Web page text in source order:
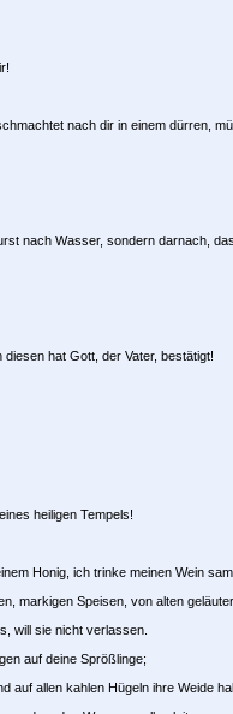
nach dir in einem dürren,
nach Wasser, sondern darnach,
hat Gott, der Vater, bestätigt!
heiligen Tempels!
Honig, ich trinke meinen Wein
markigen Speisen, von alten
will sie nicht verlassen.
auf deine Sprößlinge;
auf allen kahlen Hügeln ihre Weide